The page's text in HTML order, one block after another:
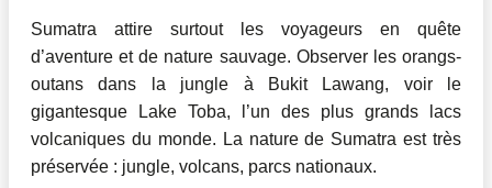
Sumatra attire surtout les voyageurs en quête
d’aventure et de nature sauvage. Observer les orangs-
outans dans la jungle à Bukit Lawang, voir le
gigantesque Lake Toba, l’un des plus grands lacs
volcaniques du monde. La nature de Sumatra est très
préservée : jungle, volcans, parcs nationaux.